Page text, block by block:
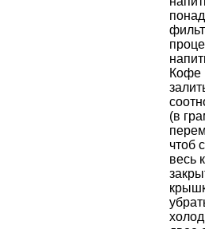
Кофе
(в
чтоб
весь